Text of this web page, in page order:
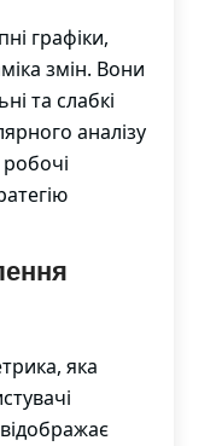
графіки,
змін. Вони
та слабкі
аналізу
яка